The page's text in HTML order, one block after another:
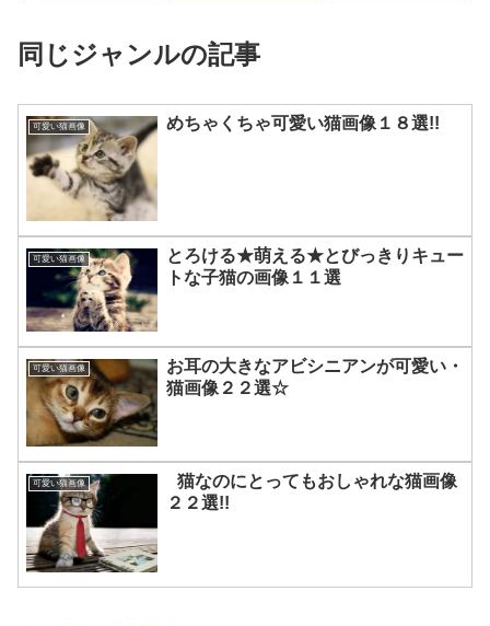
同じジャンルの記事
可愛い猫画像 めちゃくちゃ可愛い猫画像１８選!!
可愛い猫画像
とろける★萌える★とびっきりキュー
トな子猫の画像１１選
可愛い猫画像
お耳の大きなアビシニアンが可愛い・
猫画像２２選☆
可愛い猫画像
猫なのにとってもおしゃれな猫画像
２２選!!